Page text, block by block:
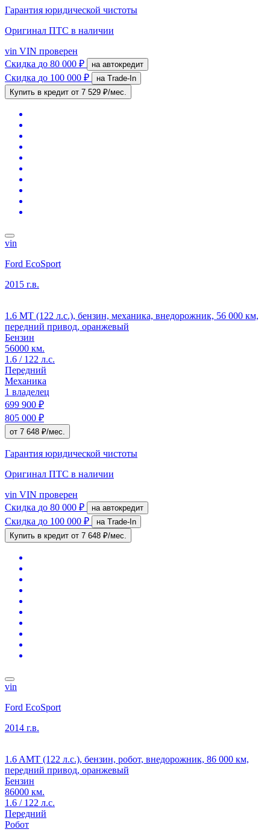
Гарантия юридической чистоты
Оригинал ПТС в наличии
vin VIN проверен
Скидка до 80 000 ₽ на автокредит
Скидка до 100 000 ₽
на Trade-In
Купить в кредит от 7 529 ₽/мес.
vin
Ford EcoSport
2015 г.в.
1.6 MT (122 л.с.), бензин, механика, внедорожник, 56 000 км,
передний привод, оранжевый
Бензин
56000 км.
1.6 / 122 л.с.
Передний
Механика
1 владелец
699 900 ₽
805 000 ₽
от 7 648 ₽/мес.
Гарантия юридической чистоты
Оригинал ПТС в наличии
vin VIN проверен
Скидка до 80 000 ₽ на автокредит
Скидка до 100 000 ₽
на Trade-In
Купить в кредит от 7 648 ₽/мес.
vin
Ford EcoSport
2014 г.в.
1.6 AMT (122 л.с.), бензин, робот, внедорожник, 86 000 км,
передний привод, оранжевый
Бензин
86000 км.
1.6 / 122 л.с.
Передний
Робот